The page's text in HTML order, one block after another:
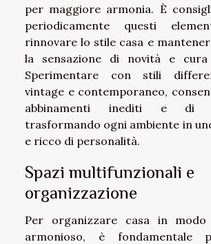
per maggiore armonia. È
periodicamente questi
rinnovare lo stile casa e
la sensazione di novità e
Sperimentare con stili
vintage e contemporaneo,
abbinamenti inediti e di
trasformando ogni ambiente in
e ricco di personalità.
Spazi multifunzionali e
organizzazione
Per organizzare casa in modo
armonioso, è fondamentale